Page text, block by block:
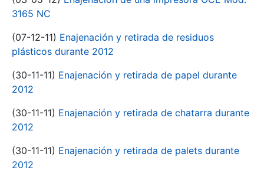
3165 NC
(07-12-11) Enajenación y retirada de residuos
plásticos durante 2012
(30-11-11) Enajenación y retirada de papel durante
2012
(30-11-11) Enajenación y retirada de chatarra durante
2012
(30-11-11) Enajenación y retirada de palets durante
2012